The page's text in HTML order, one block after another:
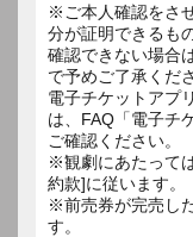
※ご本人確認をさ
分が証明できるも
確認できない場合
で予めご了承くだ
電子チケットアプ
は、FAQ「電子チ
ご確認ください。
※観劇にあたって
約款]に従います。
※前売券が完売し
す。